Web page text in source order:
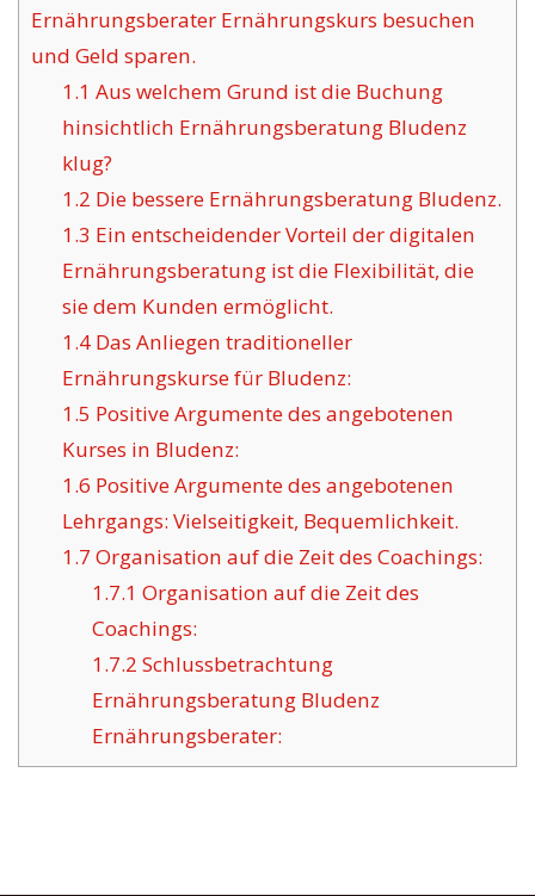
Ernährungsberater Ernährungskurs besuchen
und Geld sparen.
1.1 Aus welchem Grund ist die Buchung
hinsichtlich Ernährungsberatung Bludenz
klug?
1.2 Die bessere Ernährungsberatung Bludenz.
1.3 Ein entscheidender Vorteil der digitalen
Ernährungsberatung ist die Flexibilität, die
sie dem Kunden ermöglicht.
1.4Das Anliegen traditioneller
Ernährungskurse für Bludenz:
1.5 Positive Argumente des angebotenen
Kurses in Bludenz:
1.6 Positive Argumente des angebotenen
Lehrgangs: Vielseitigkeit, Bequemlichkeit.
1.7 Organisation auf die Zeit des Coachings:
1.7.1 Organisation auf die Zeit des
Coachings:
1.7.2 Schlussbetrachtung
Ernährungsberatung Bludenz
Ernährungsberater: